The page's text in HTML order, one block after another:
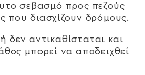
σεβασμό προς πεζούς
που διασχίζουν δρόμους.
δεν αντικαθίσταται και
μπορεί να αποδειχθεί